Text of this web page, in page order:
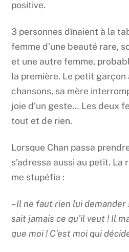
positive.
3 personnes dînaient à la
femme d’une beauté rare,
et une autre femme,
la première. Le petit garçon
chansons, sa mère
joie d’un geste… Les deux
tout et de rien.
Lorsque Chan passa
s’adressa aussi au petit. La
me stupéfia :
– Il ne faut rien lui
sait jamais ce qu’il veut ! Il
que moi ! C’est moi qui